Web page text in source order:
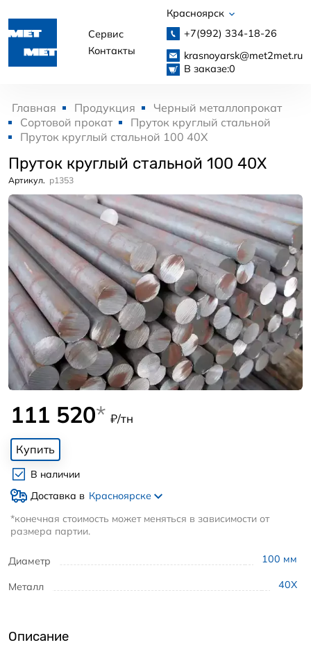
Сервис
Контакты
Красноярск
+7(992) 334-18-26
krasnoyarsk@met2met.ru
В заказе:0
Главная Продукция
Черный металлопрокат
Сортовой прокат
Пруток круглый стальной
Пруток круглый стальной 100 40Х
Пруток круглый стальной 100 40Х
Артикул. p1353
Диаметр 100 мм
Металл 40Х
111 520* ₽/тн
Купить
В наличии
Доставка в Красноярске
*конечная стоимость может меняться в зависимости от
размера партии.
Описание